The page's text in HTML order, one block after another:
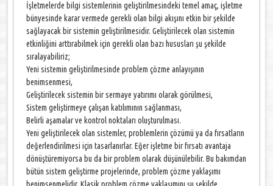
İşletmelerde bilgi sistemlerinin geliştirilmesindeki temel amaç, işletme
bünyesinde karar vermede gerekli olan bilgi akışını etkin bir şekilde
sağlayacak bir sistemin geliştirilmesidir. Geliştirilecek olan sistemin
etkinliğini arttırabilmek için gerekli olan bazı hususları şu şekilde
sıralayabiliriz;
Yeni sistemin geliştirilmesinde problem çözme anlayışının
benimsenmesi,
Geliştirilecek sistemin bir sermaye yatırımı olarak görülmesi,
Sistem geliştirmeye çalışan katılımının sağlanması,
Belirli aşamalar ve kontrol noktaları oluşturulması.
Yeni geliştirilecek olan sistemler, problemlerin çözümü ya da fırsatların
değerlendirilmesi için tasarlanırlar. Eğer işletme bir fırsatı avantaja
dönüştüremiyorsa bu da bir problem olarak düşünülebilir. Bu bakımdan
bütün sistem geliştirme projelerinde, problem çözme yaklaşımı